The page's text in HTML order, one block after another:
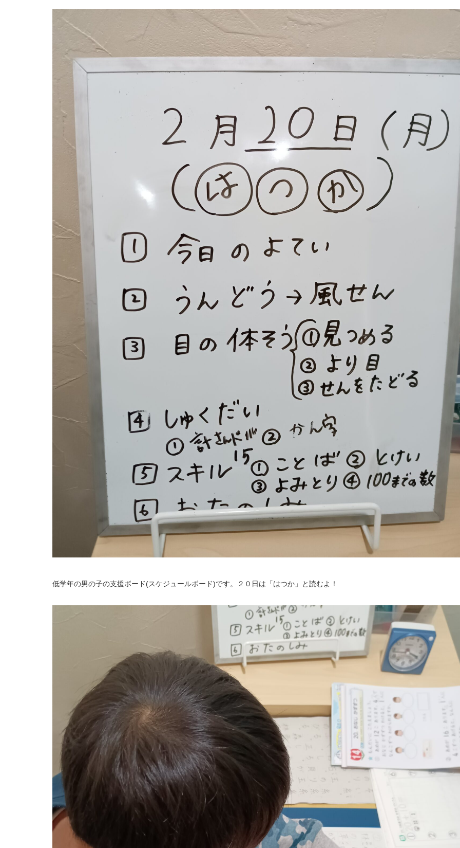
低学年の男の子の支援ボード(スケジュールボード)です。２０日は「はつか」と読むよ！